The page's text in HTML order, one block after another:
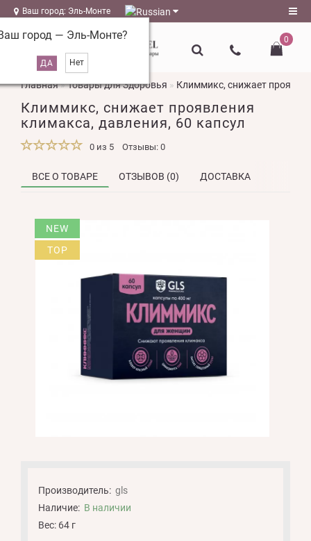
Ваш город: Эль-Монте
город — Эль-Монте?
Регистрация
Авторизация
naturel.ru
закладки
0
Главная Товары для Здоровья Климмикс, снижает
Климмикс, снижает проявления
климакса, давления, 60 капсул
0 из 5 Отзывы: 0
ВСЕ О ТОВАРЕ ОТЗЫВОВ (0) ДОСТАВКА
NEW
TOP
Производитель: gls
Наличие: В наличии
Вес: 64 г